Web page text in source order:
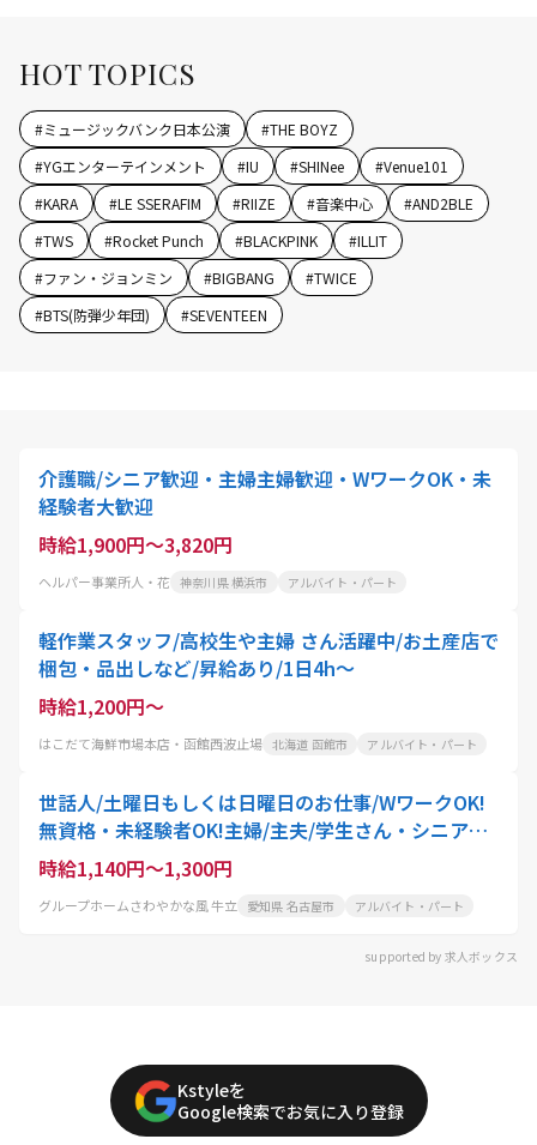
HOT TOPICS
#ミュージックバンク日本公演 #THE BOYZ
#YGエンターテインメント #IU #SHINee #Venue101
#KARA #LE SSERAFIM #RIIZE #音楽中心 #AND2BLE
#TWS #Rocket Punch #BLACKPINK #ILLIT
#ファン・ジョンミン #BIGBANG #TWICE
#BTS(防弾少年団) #SEVENTEEN
介護職/シニア歓迎・主婦主婦歓迎・WワークOK・未
経験者大歓迎
時給1,900円～3,820円
ヘルパー事業所人・花 神奈川県 横浜市 アルバイト・パート
軽作業スタッフ/高校生や主婦 さん活躍中/お土産店で
梱包・品出しなど/昇給あり/1日4h～
時給1,200円～
はこだて海鮮市場本店・函館西波止場 北海道 函館市 アルバイト・パート
世話人/土曜日もしくは日曜日のお仕事/WワークOK!
無資格・未経験者OK!主婦/主夫/学生さん・シニアの
方にもオススメ
時給1,140円～1,300円
グループホームさわやかな風 牛立 愛知県 名古屋市 アルバイト・パート
supported by 求人ボックス
Kstyleを
Google検索でお気に入り登録